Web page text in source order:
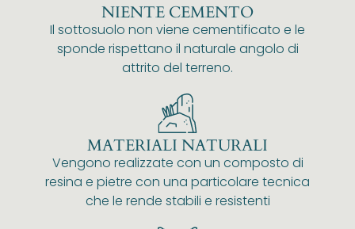
NIENTE CEMENTO
Il sottosuolo non viene cementificato e le
sponde rispettano il naturale angolo di
attrito del terreno.
MATERIALI NATURALI
Vengono realizzate con un composto di
resina e pietre con una particolare tecnica
che le rende stabili e resistenti